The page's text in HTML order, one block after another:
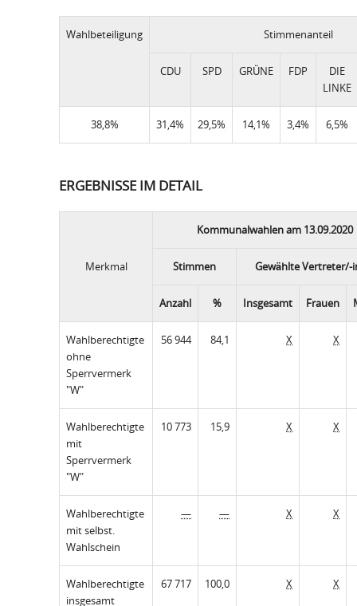
Wahlbeteiligung Stimmenanteil
CDU SPD GRÜNE FDP
DIE
LINKE
38,8% 31,4% 29,5% 14,1% 3,4% 6,5%
ERGEBNISSE IM DETAIL
Merkmal
Kommunalwahlen am 13.09.2020
Stimmen Gewählte Vertreter/-
Anzahl % Insgesamt Frauen
Wahlberechtigte
ohne
Sperrvermerk
"W"
56 944 84,1 X X
Wahlberechtigte
mit
Sperrvermerk
"W"
10 773 15,9 X X
Wahlberechtigte
mit selbst.
Wahlschein
— — X X
Wahlberechtigte
insgesamt
67 717 100,0 X X